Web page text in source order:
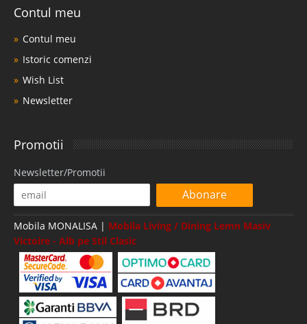
Contul meu
Contul meu
Istoric comenzi
Wish List
Newsletter
Promotii
Newsletter/Promotii
Abonare
Mobila MONALISA | Mobila Living / Dining Lemn Masiv
Victoire - Alb pe Stil Clasic